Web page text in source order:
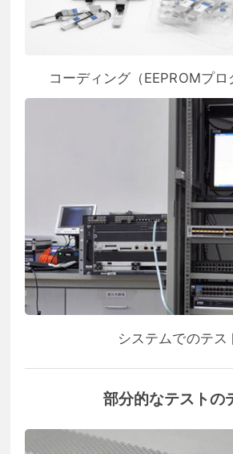
コーディング（EEPROMプロ
システムでのテス
部分的なテストの